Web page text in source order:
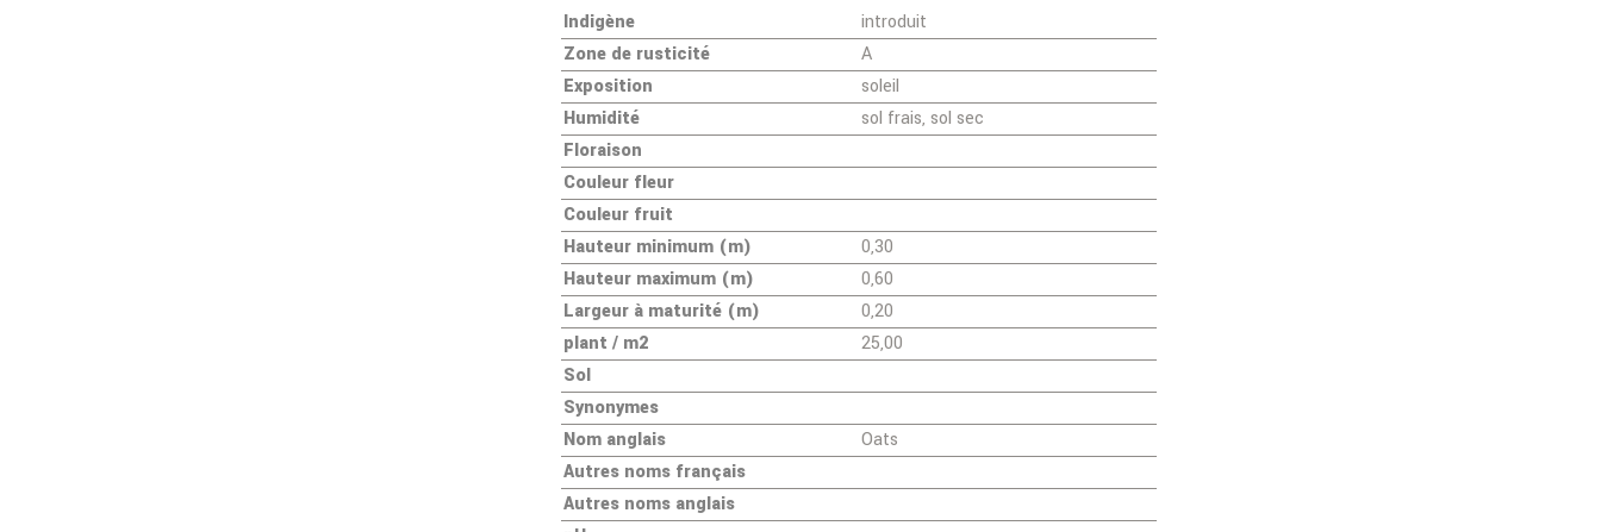
Indigène
introduit
Zone de rusticité
A
Exposition
soleil
Humidité
sol frais, sol sec
Floraison
Couleur fleur
Couleur fruit
Hauteur minimum (m)
0,30
Hauteur maximum (m)
0,60
Largeur à maturité (m)
0,20
plant / m2
25,00
Sol
Synonymes
Nom anglais
Oats
Autres noms français
Autres noms anglais